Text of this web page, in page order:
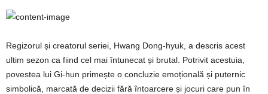
Regizorul și creatorul seriei, Hwang Dong-hyuk, a descris acest
ultim sezon ca fiind cel mai întunecat și brutal. Potrivit acestuia,
povestea lui Gi-hun primește o concluzie emoțională și puternic
simbolică, marcată de decizii fără întoarcere și jocuri care pun în